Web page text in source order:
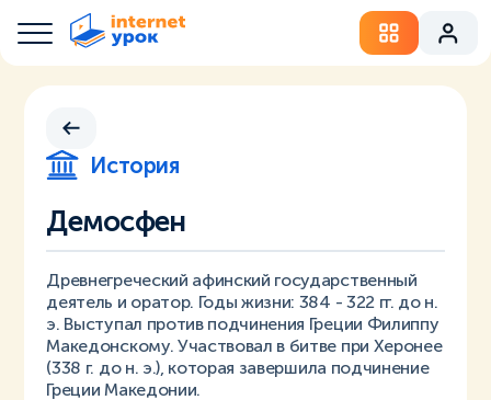
История
Демосфен
Древнегреческий афинский государственный
деятель и оратор. Годы жизни: 384 - 322 гг. до н.
э. Выступал против подчинения Греции Филиппу
Македонскому. Участвовал в битве при Херонее
(338 г. до н. э.), которая завершила подчинение
Греции Македонии.